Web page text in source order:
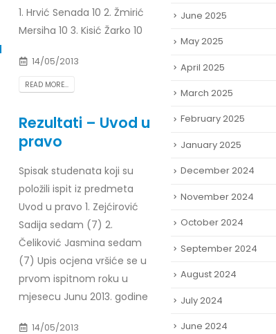
1. Hrvić Senada 10 2. Žmirić
Mersiha 10 3. Kisić Žarko 10
14/05/2013
READ MORE...
Rezultati – Uvod u
pravo
Spisak studenata koji su
položili ispit iz predmeta
Uvod u pravo 1. Zejćirović
Sadija sedam (7) 2.
Čeliković Jasmina sedam
(7) Upis ocjena vršiće se u
prvom ispitnom roku u
mjesecu Junu 2013. godine
14/05/2013
June 2025
May 2025
April 2025
March 2025
February 2025
January 2025
December 2024
November 2024
October 2024
September 2024
August 2024
July 2024
June 2024